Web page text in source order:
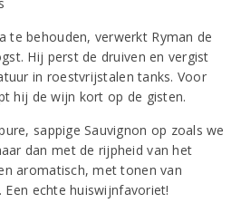
behouden, verwerkt Ryman de
Hij perst de druiven en vergist
in roestvrijstalen tanks. Voor
hij de wijn kort op de gisten.
sappige Sauvignon op zoals we
dan met de rijpheid van het
aromatisch, met tonen van
echte huiswijnfavoriet!